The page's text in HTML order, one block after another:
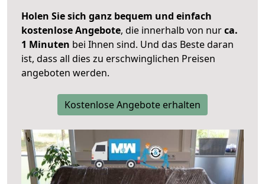
Holen Sie sich ganz bequem und einfach
kostenlose Angebote, die innerhalb von nurca.
1 Minuten bei Ihnen sind. Und das Beste daran
ist, dass all dies zu erschwinglichen Preisen
angeboten werden.
Kostenlose Angebote erhalten